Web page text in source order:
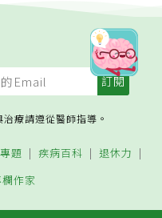
療請遵從醫師指導。
題 疾病百科
退休力
作家